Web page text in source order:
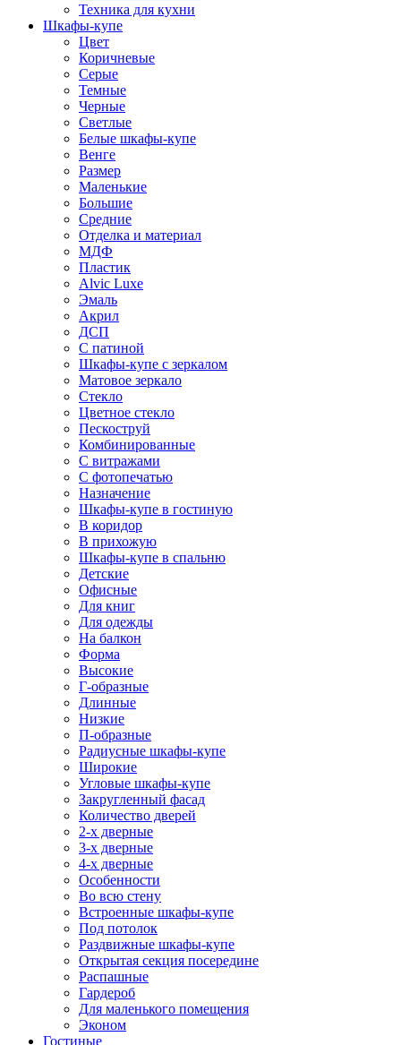
Техника для кухни
Шкафы-купе
Цвет
Коричневые
Серые
Темные
Черные
Светлые
Белые шкафы-купе
Венге
Размер
Маленькие
Большие
Средние
Отделка и материал
МДФ
Пластик
Alvic Luxe
Эмаль
Акрил
ДСП
С патиной
Шкафы-купе с зеркалом
Матовое зеркало
Стекло
Цветное стекло
Пескоструй
Комбинированные
С витражами
С фотопечатью
Назначение
Шкафы-купе в гостиную
В коридор
В прихожую
Шкафы-купе в спальню
Детские
Офисные
Для книг
Для одежды
На балкон
Форма
Высокие
Г-образные
Длинные
Низкие
П-образные
Радиусные шкафы-купе
Широкие
Угловые шкафы-купе
Закругленный фасад
Количество дверей
2-х дверные
3-х дверные
4-х дверные
Особенности
Во всю стену
Встроенные шкафы-купе
Под потолок
Раздвижные шкафы-купе
Открытая секция посередине
Распашные
Гардероб
Для маленького помещения
Эконом
Гостиные